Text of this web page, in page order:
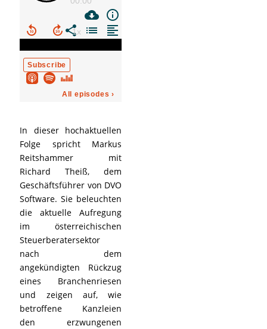
In dieser hochaktuellen
Folge spricht Markus
Reitshammer mit
Richard Theiß, dem
Geschäftsführer von DVO
Software. Sie beleuchten
die aktuelle Aufregung
im österreichischen
Steuerberatersektor
nach dem
angekündigten Rückzug
eines Branchenriesen
und zeigen auf, wie
betroffene Kanzleien
den erzwungenen